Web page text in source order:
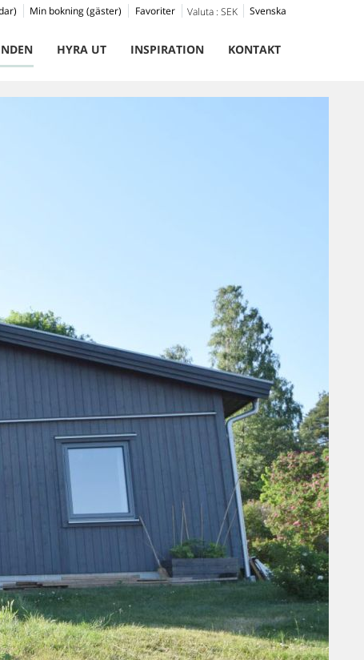
Svenska
Valuta : SEK
Favoriter
Min bokning (gäster)
HYRA UT INSPIRATION KONTAKT